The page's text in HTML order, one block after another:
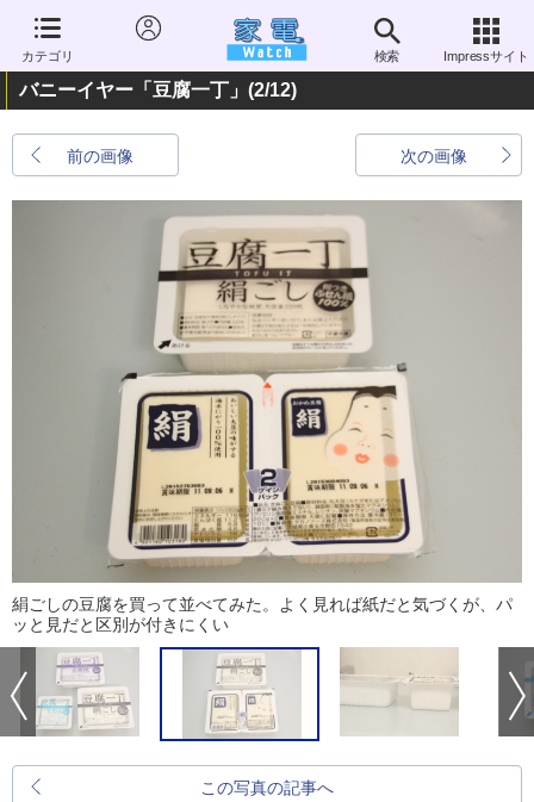
カテゴリ 検索 Impressサイト
バニーイヤー「豆腐一丁」 (2/12)
前の画像 次の画像
絹ごしの豆腐を買って並べてみた。よく見れば紙だと気づくが、パ
ッと見だと区別が付きにくい
この写真の記事へ